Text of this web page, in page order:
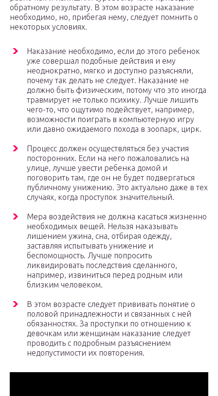
обратному результату. В этом возрасте наказание
необходимо, но, прибегая нему, следует помнить о
некоторых условиях.
Наказание необходимо, если до этого ребенок
уже совершал подобные действия и ему
неоднократно, мягко и доступно разъясняли,
почему так делать не следует. Наказание не
должно быть физическим, потому что это иногда
травмирует не только психику. Лучше лишить
чего-то, что ощутимо подействует, например,
возможности поиграть в компьютерную игру
или давно ожидаемого похода в зоопарк, цирк.
Процесс должен осуществляться без участия
посторонних. Если на него пожаловались на
улице, лучше увести ребенка домой и
поговорить там, где он не будет подвергаться
публичному унижению. Это актуально даже в тех
случаях, когда проступок значительный.
Мера воздействия не должна касаться жизненно
необходимых вещей. Нельзя наказывать
лишением ужина, сна, отбирая одежду,
заставляя испытывать унижение и
беспомощность. Лучше попросить
ликвидировать последствия сделанного,
например, извиниться перед родным или
близким человеком.
В этом возрасте следует прививать понятие о
половой принадлежности и связанных с ней
обязанностях. За проступки по отношению к
девочкам или женщинам наказание следует
проводить с подробным разъяснением
недопустимости их повторения.